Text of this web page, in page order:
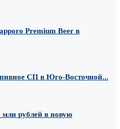
Premium Beer в
СП в Юго-Восточной...
млн рублей в новую